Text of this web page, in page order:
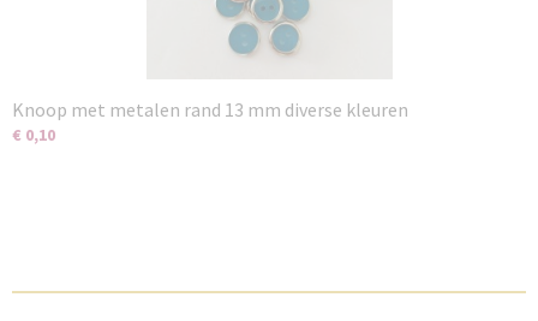
Knoop met metalen rand 13 mm diverse kleuren
€ 0,10